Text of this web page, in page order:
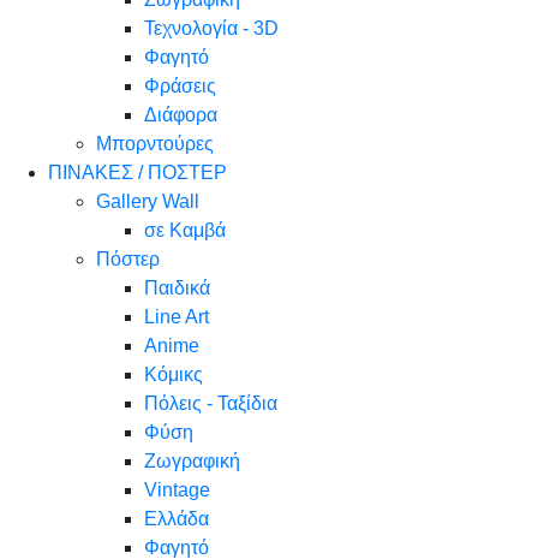
Τεχνολογία - 3D
Φαγητό
Φράσεις
Διάφορα
Μπορντούρες
ΠΙΝΑΚΕΣ / ΠΟΣΤΕΡ
Gallery Wall
σε Καμβά
Πόστερ
Παιδικά
Line Art
Anime
Κόμικς
Πόλεις - Ταξίδια
Φύση
Ζωγραφική
Vintage
Ελλάδα
Φαγητό